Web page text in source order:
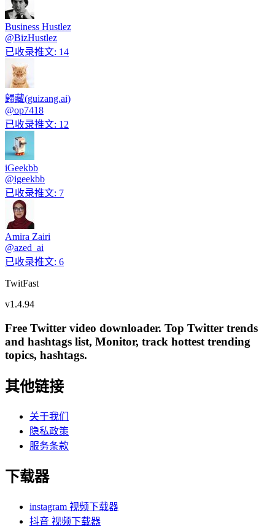
Business Hustlez
@BizHustlez
已收录推文: 14
歸藏(guizang.ai)
@op7418
已收录推文: 12
iGeekbb
@igeekbb
已收录推文: 7
Amira Zairi
@azed_ai
已收录推文: 6
TwitFast
v1.4.94
Free Twitter video downloader. Top Twitter trends
and hashtags list, Monitor, track hottest trending
topics, hashtags.
其他链接
关于我们
隐私政策
服务条款
下载器
instagram 视频下载器
抖音 视频下载器